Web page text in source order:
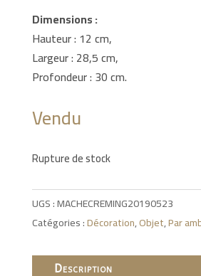
Dimensions :
Hauteur : 12 cm,
Largeur : 28,5 cm,
Profondeur : 30 cm.
Vendu
Rupture de stock
UGS :MACHECREMING20190523
Catégories :Décoration,Objet,Par
Description